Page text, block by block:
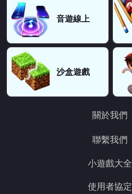
音遊線上
沙盒遊戲
關於我們
聯繫我們
小遊戲大全
使用者協定